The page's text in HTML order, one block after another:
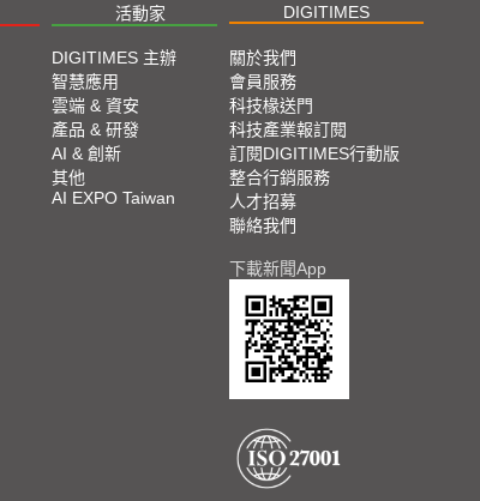
活動家 DIGITIMES
DIGITIMES 主辦
智慧應用
雲端 & 資安
產品 & 研發
AI & 創新
其他
AI EXPO Taiwan
關於我們
會員服務
科技椽送門
科技產業報訂閱
訂閱DIGITIMES行動版
整合行銷服務
人才招募
聯絡我們
下載新聞App